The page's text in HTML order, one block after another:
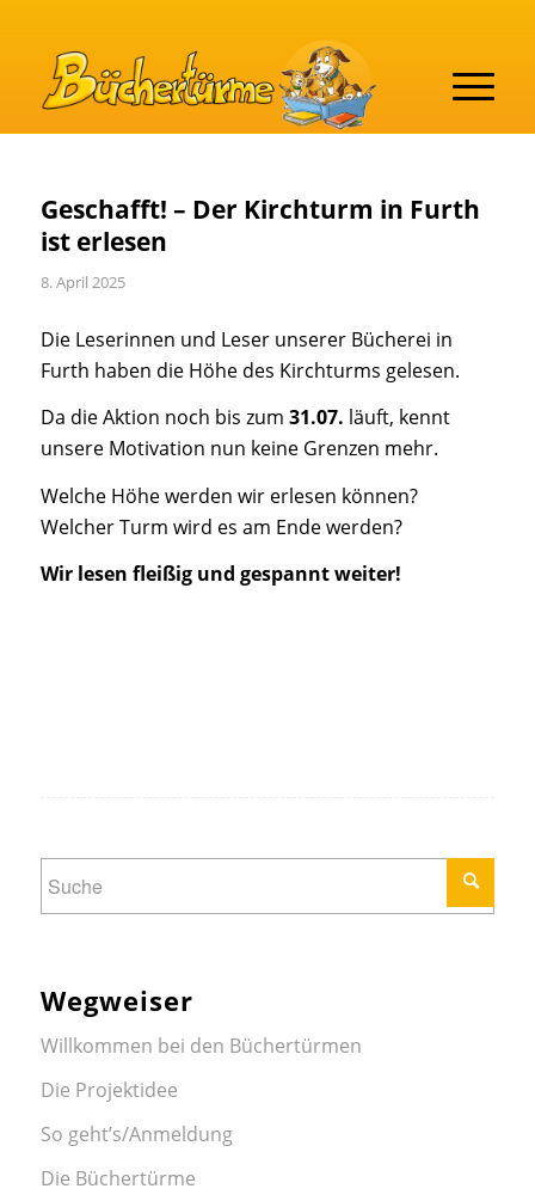
Geschafft! – Der Kirchturm in Furth
ist erlesen
8. April 2025
Die Leserinnen und Leser unserer Bücherei in
Furth haben die Höhe des Kirchturms gelesen.
Da die Aktion noch bis zum 31.07. läuft, kennt
unsere Motivation nun keine Grenzen mehr.
Welche Höhe werden wir erlesen können?
Welcher Turm wird es am Ende werden?
Wir lesen fleißig und gespannt weiter!
Wegweiser
Willkommen bei den Büchertürmen
Die Projektidee
So geht’s/Anmeldung
Die Büchertürme